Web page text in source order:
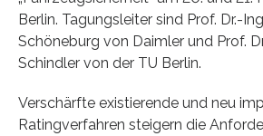
Berlin. Tagungsleiter sind Prof. Dr.-
Schöneburg von Daimler und Prof.
Schindler von der TU Berlin.
Verschärfte existierende und neu
Ratingverfahren steigern die